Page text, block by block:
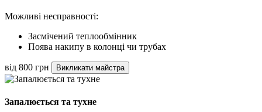
Можливі несправності:
Засмічений теплообмінник
Поява накипу в колонці чи трубах
від 800 грн Викликати майстра
Запалюється та тухне